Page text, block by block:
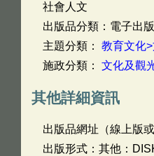
社會人文
出版品分類：電子出
主題分類： 教育文化
施政分類： 文化及觀
其他詳細資訊
出版品網址（線上版
出版形式：其他：